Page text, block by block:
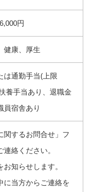
円
健康、厚生
は通勤手当(上限
養手当あり、退職金
員宿舎あり
関するお問合せ」フ
連絡ください。
知らせします。
に当方からご連絡を